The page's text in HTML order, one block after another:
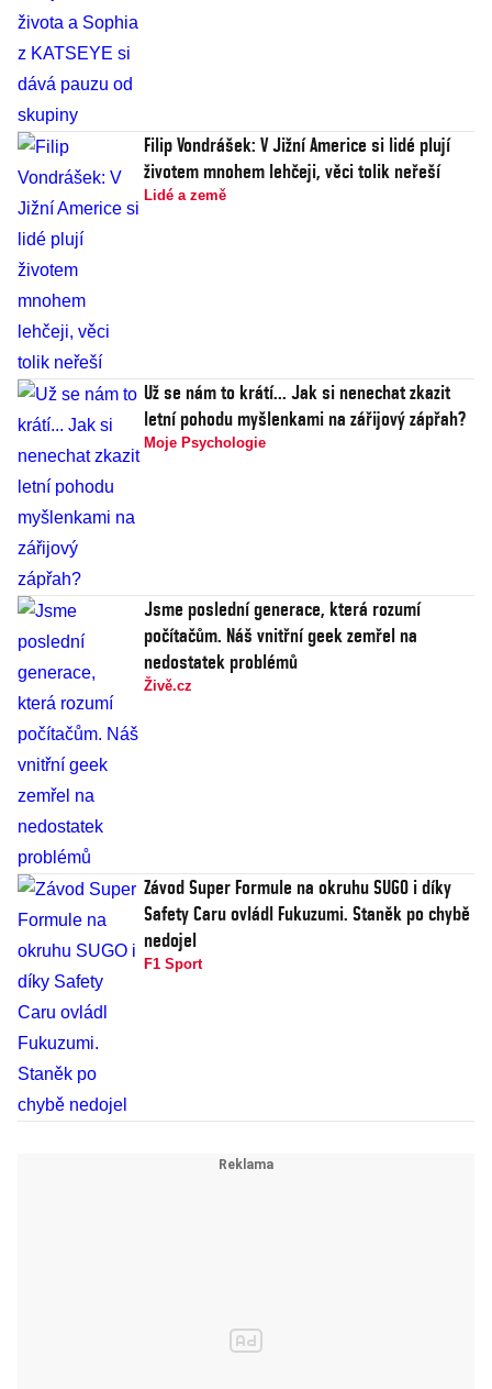
Filip Vondrášek: V Jižní Americe si lidé plují
životem mnohem lehčeji, věci tolik neřeší
Lidé a země
Už se nám to krátí... Jak si nenechat zkazit
letní pohodu myšlenkami na zářijový zápřah?
Moje Psychologie
Jsme poslední generace, která rozumí
počítačům. Náš vnitřní geek zemřel na
nedostatek problémů
Živě.cz
Závod Super Formule na okruhu SUGO i díky
Safety Caru ovládl Fukuzumi. Staněk po chybě
nedojel
F1 Sport